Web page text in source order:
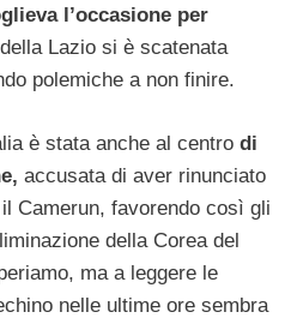
l’occasione per
Lazio si è scatenata
polemiche a non finire.
è stata anche al centro di
accusata di aver rinunciato
Camerun, favorendo così gli
della Corea del
ma a leggere le
nelle ultime ore sembra